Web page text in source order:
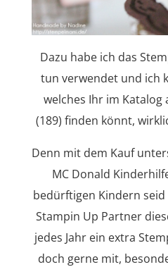
Dazu habe ich das
tun verwendet und ich
welches Ihr im Katalog
(189) finden könnt,
Denn mit dem Kauf
MC Donald
bedürftigen Kindern
Stampin Up Partner
jedes Jahr ein extra
doch gerne mit,